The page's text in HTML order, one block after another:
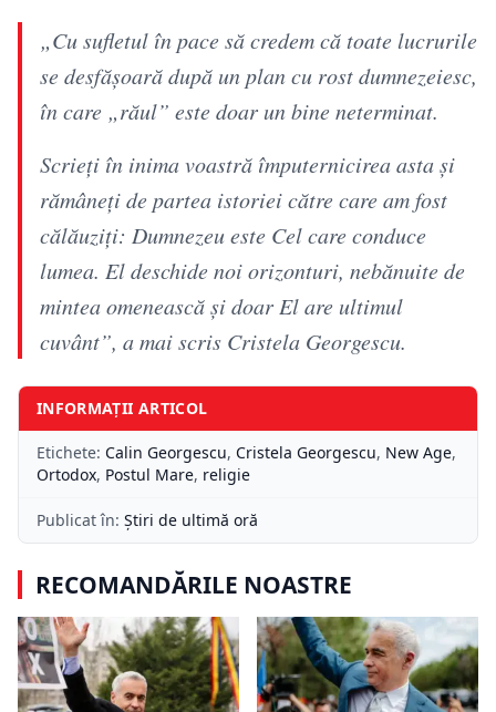
„Cu sufletul în pace să credem că toate lucrurile
se desfășoară după un plan cu rost dumnezeiesc,
în care „răul” este doar un bine neterminat.
Scrieți în inima voastră împuternicirea asta și
rămâneți de partea istoriei către care am fost
călăuziți: Dumnezeu este Cel care conduce
lumea. El deschide noi orizonturi, nebănuite de
mintea omenească și doar El are ultimul
cuvânt”, a mai scris Cristela Georgescu.
INFORMAȚII ARTICOL
Etichete: Calin Georgescu, Cristela Georgescu, New Age,
Ortodox, Postul Mare, religie
Publicat în: Știri de ultimă oră
RECOMANDĂRILE NOASTRE